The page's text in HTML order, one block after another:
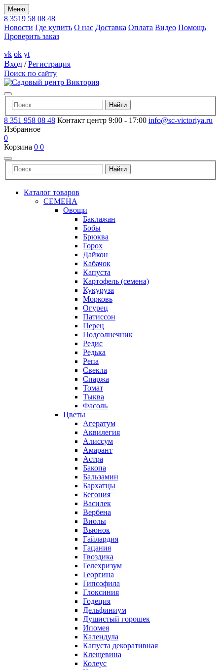
Меню
8 3519 58 08 48
Новости Где купить О нас Доставка Оплата Видео Помощь
Проверить заказ
vk ok yt
Вход /Регистрация
Поиск по сайту
8 351 958 08 48 Контакт центр 9:00 - 17:00 info@sc-victoriya.ru
Избранное
0
Корзина 0 0
Каталог товаров
СЕМЕНА
Овощи
Баклажан
Бобы
Брюква
Горох
Дайкон
Кабачок
Капуста
Картофель (семена)
Кукуруза
Морковь
Огурец
Патиссон
Перец
Подсолнечник
Редис
Редька
Репа
Свекла
Спаржа
Томат
Тыква
Фасоль
Цветы
Агератум
Аквилегия
Алиссум
Амарант
Астра
Бакопа
Бальзамин
Бархатцы
Бегония
Василек
Вербена
Виолы
Вьюнок
Гайлардия
Гацания
Гвоздика
Гелехризум
Георгина
Гипсофила
Глоксиния
Годеция
Дельфиниум
Душистый горошек
Ипомея
Календула
Капуста декоративная
Клещевина
Колеус